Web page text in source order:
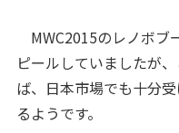
MWC2015のレノボブ
ピールしていましたが
ば、日本市場でも十分
るようです。